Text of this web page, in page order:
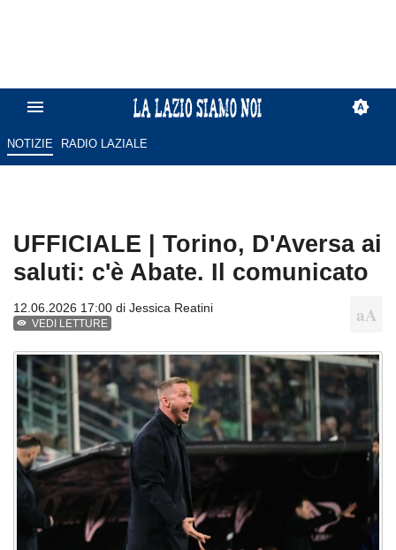
NOTIZIE RADIO LAZIALE
UFFICIALE | Torino, D'Aversa ai
saluti: c'è Abate. Il comunicato
12.06.2026 17:00 di Jessica Reatini
VEDI LETTURE